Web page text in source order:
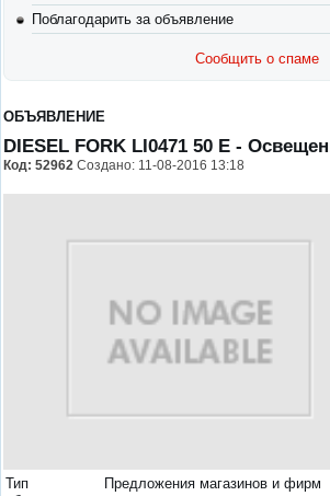
Поблагодарить за объявление
Сообщить о спаме
ОБЪЯВЛЕНИЕ
DIESEL FORK LI0471 50 E -
Код: 52962 Создано: 11-08-2016 13:18
Тип
Предложения магазинов и фирм